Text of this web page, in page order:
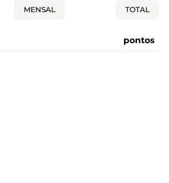
MENSAL TOTAL
pontos